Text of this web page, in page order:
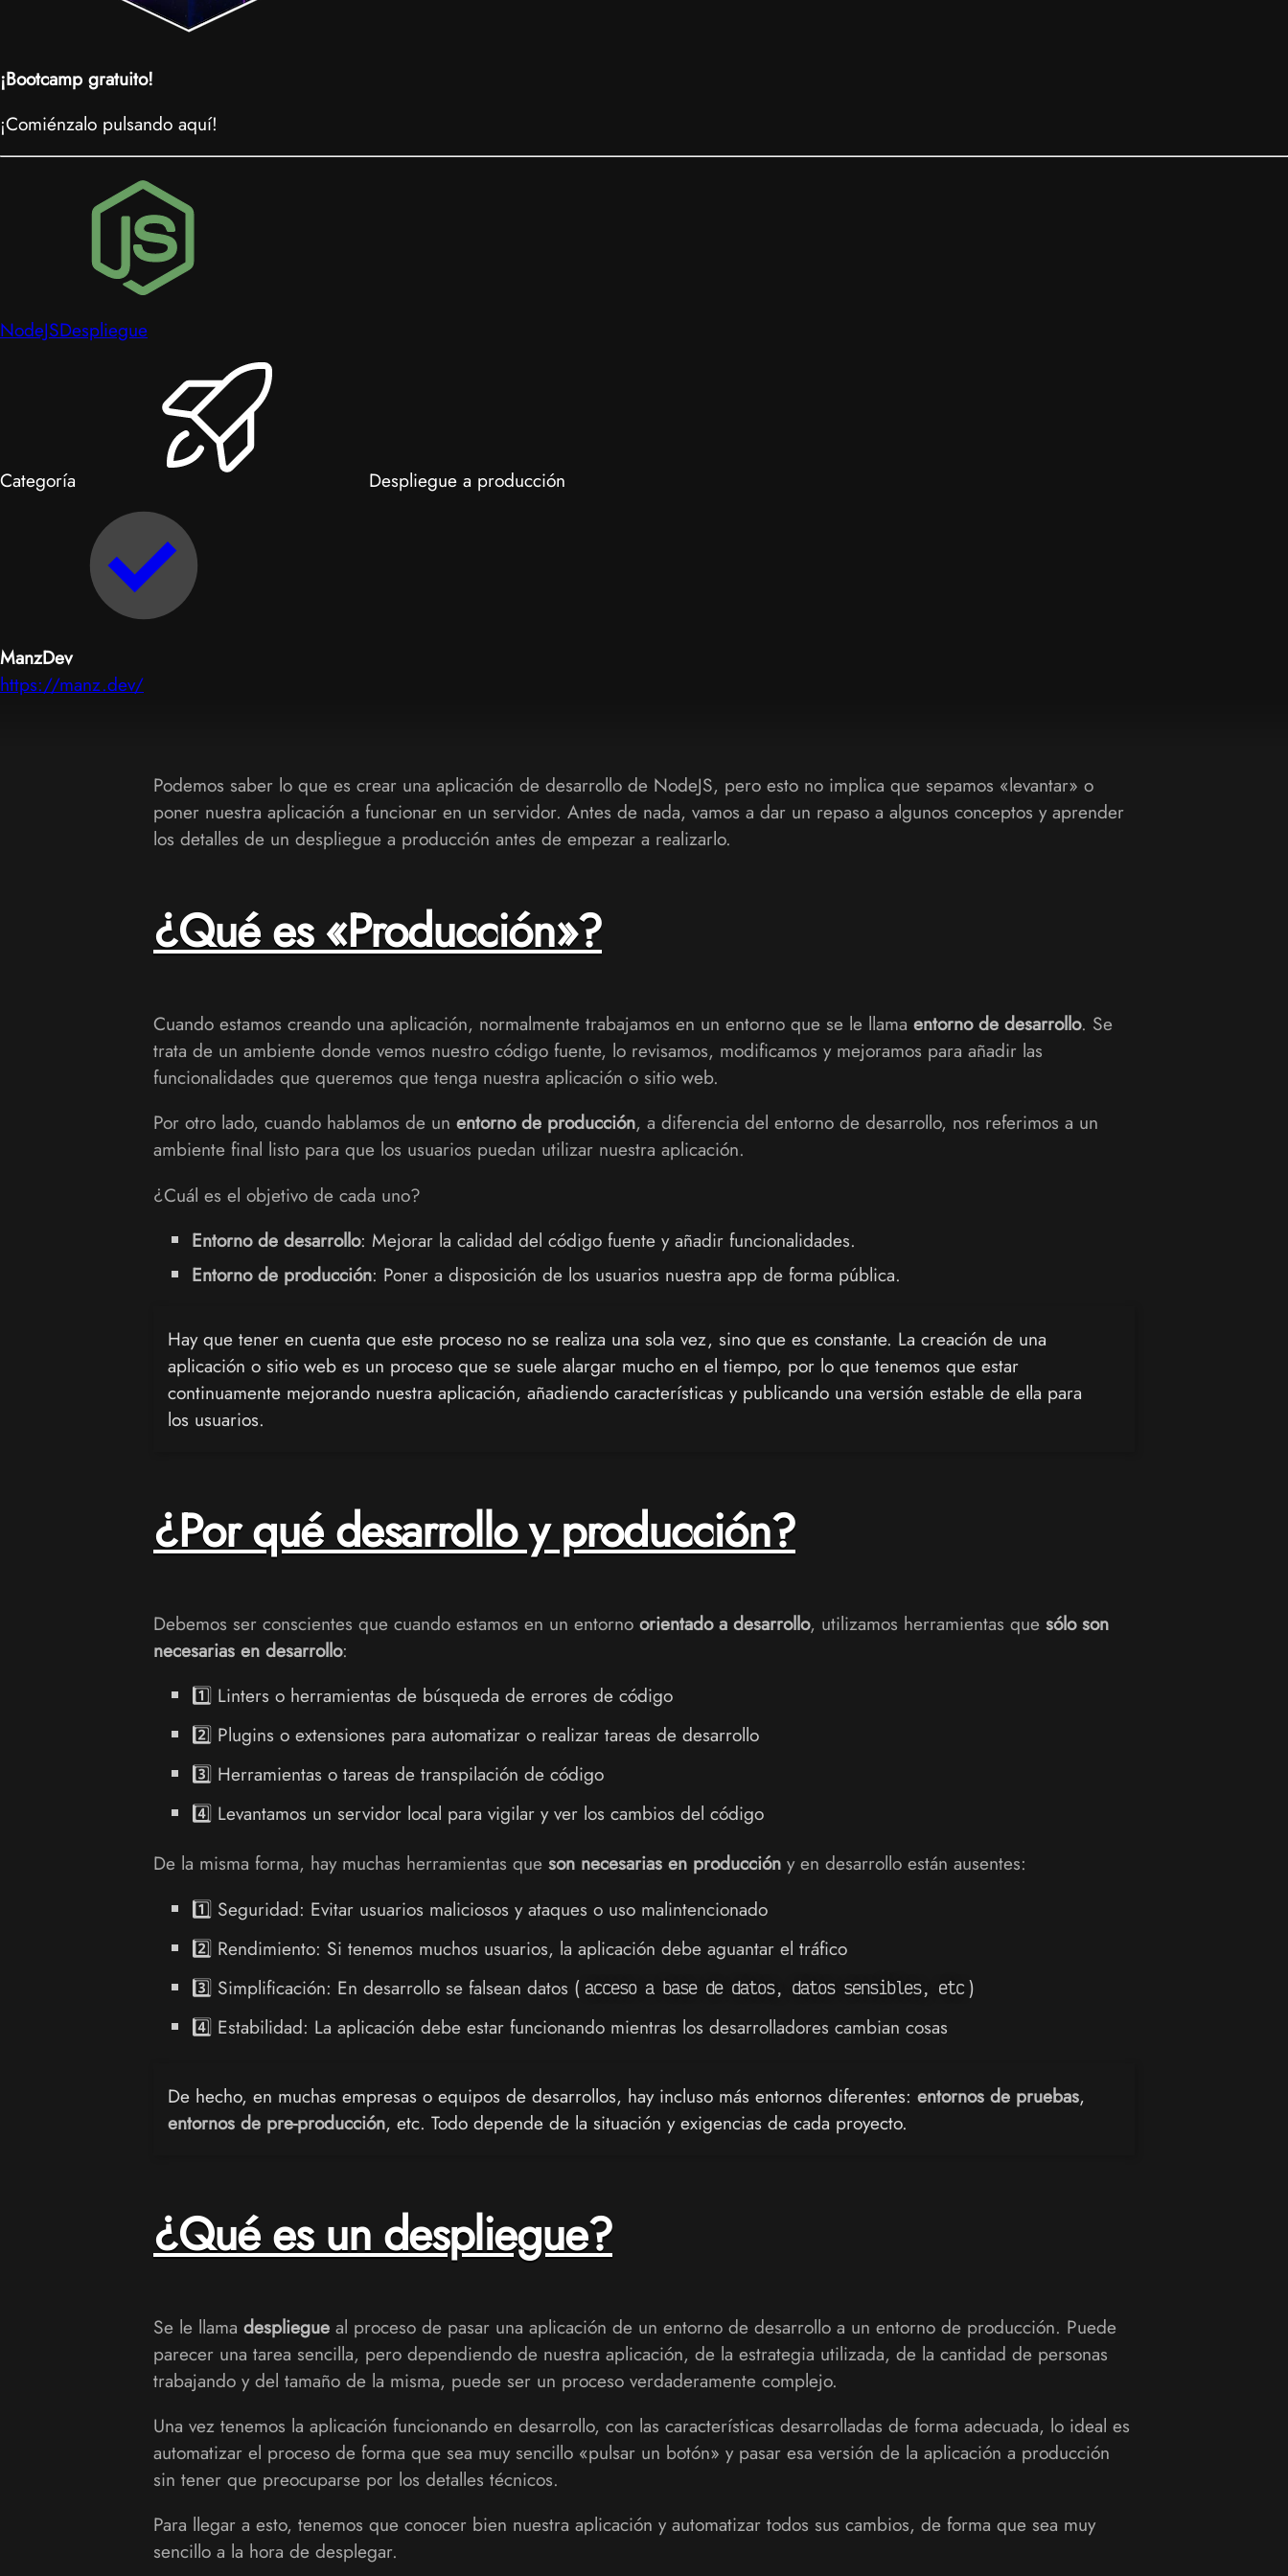
¡Bootcamp gratuito!
¡Comiénzalo pulsando aquí!
NodeJSDespliegue
Categoría Despliegue a producción
ManzDev
https://manz.dev/
Podemos saber lo que es crear una aplicación de desarrollo de NodeJS, pero esto no implica que sepamos «levantar» o
poner nuestra aplicación a funcionar en un servidor. Antes de nada, vamos a dar un repaso a algunos conceptos y aprender
los detalles de un despliegue a producción antes de empezar a realizarlo.
¿Qué es «Producción»?
Cuando estamos creando una aplicación, normalmente trabajamos en un entorno que se le llama entorno de desarrollo. Se
trata de un ambiente donde vemos nuestro código fuente, lo revisamos, modificamos y mejoramos para añadir las
funcionalidades que queremos que tenga nuestra aplicación o sitio web.
Por otro lado, cuando hablamos de un entorno de producción, a diferencia del entorno de desarrollo, nos referimos a un
ambiente final listo para que los usuarios puedan utilizar nuestra aplicación.
¿Cuál es el objetivo de cada uno?
Entorno de desarrollo: Mejorar la calidad del código fuente y añadir funcionalidades.
Entorno de producción: Poner a disposición de los usuarios nuestra app de forma pública.
Hay que tener en cuenta que este proceso no se realiza una sola vez, sino que es constante. La creación de una
aplicación o sitio web es un proceso que se suele alargar mucho en el tiempo, por lo que tenemos que estar
continuamente mejorando nuestra aplicación, añadiendo características y publicando una versión estable de ella para
los usuarios.
¿Por qué desarrollo y producción?
Debemos ser conscientes que cuando estamos en un entorno orientado a desarrollo, utilizamos herramientas que sólo son
necesarias en desarrollo:
1️⃣ Linters o herramientas de búsqueda de errores de código
2️⃣ Plugins o extensiones para automatizar o realizar tareas de desarrollo
3️⃣ Herramientas o tareas de transpilación de código
4️⃣ Levantamos un servidor local para vigilar y ver los cambios del código
De la misma forma, hay muchas herramientas que son necesarias en producción y en desarrollo están ausentes:
1️⃣ Seguridad: Evitar usuarios maliciosos y ataques o uso malintencionado
2️⃣ Rendimiento: Si tenemos muchos usuarios, la aplicación debe aguantar el tráfico
3️⃣ Simplificación: En desarrollo se falsean datos ( acceso a base de datos, datos sensibles, etc )
4️⃣ Estabilidad: La aplicación debe estar funcionando mientras los desarrolladores cambian cosas
De hecho, en muchas empresas o equipos de desarrollos, hay incluso más entornos diferentes: entornos de pruebas,
entornos de pre-producción, etc. Todo depende de la situación y exigencias de cada proyecto.
¿Qué es un despliegue?
Se le llama despliegue al proceso de pasar una aplicación de un entorno de desarrollo a un entorno de producción. Puede
parecer una tarea sencilla, pero dependiendo de nuestra aplicación, de la estrategia utilizada, de la cantidad de personas
trabajando y del tamaño de la misma, puede ser un proceso verdaderamente complejo.
Una vez tenemos la aplicación funcionando en desarrollo, con las características desarrolladas de forma adecuada, lo ideal es
automatizar el proceso de forma que sea muy sencillo «pulsar un botón» y pasar esa versión de la aplicación a producción
sin tener que preocuparse por los detalles técnicos.
Para llegar a esto, tenemos que conocer bien nuestra aplicación y automatizar todos sus cambios, de forma que sea muy
sencillo a la hora de desplegar.